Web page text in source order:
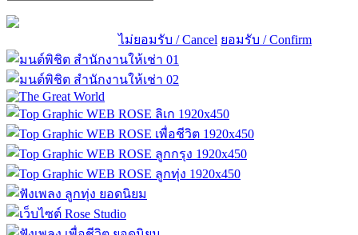
ไม่ยอมรับ / Cancel ยอมรับ / Confirm